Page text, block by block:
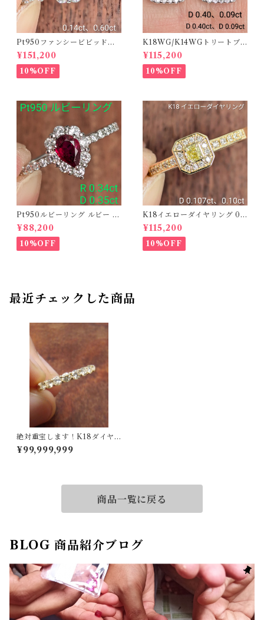
Pt950ファンシービビッドオ
レンジィイエローダイヤリン
グ D 0.144ct D 0.60ct【PR
O208782】
¥151,200
10%OFF
K18WG/K14WGトリートブ
ルーダイヤピアス 【PRO20
8939】
¥115,200
10%OFF
Pt950ルビーリング ルビー 0.
34ct ダイヤモンド 0.35ct【P
RO206885】
¥88,200
10%OFF
K18イエローダイヤリング 0.1
07ct D 0.10ct【PRO20878
1】
¥115,200
10%OFF
最近チェックした商品
絶対重宝します！K18ダイヤ
リング 7号
¥99,999,999
商品一覧に戻る
BLOG 商品紹介ブログ